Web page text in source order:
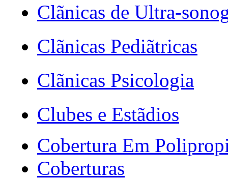
Clãnicas de Ultra-
Clãnicas Pediãtricas
Clãnicas Psicologia
Clubes e Estãdios
Cobertura Em
Coberturas